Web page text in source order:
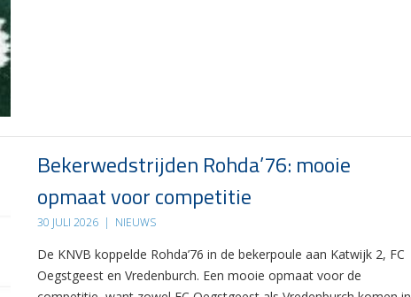
Bekerwedstrijden Rohda’76: mooie
opmaat voor competitie
30 JULI 2026 | NIEUWS
De KNVB koppelde Rohda’76 in de bekerpoule aan Katwijk 2, FC
Oegstgeest en Vredenburch. Een mooie opmaat voor de